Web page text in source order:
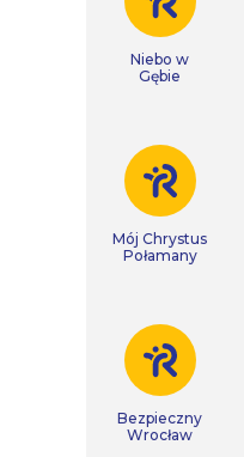
Niebo w
Gębie
Mój Chrystus
Połamany
Bezpieczny
Wrocław